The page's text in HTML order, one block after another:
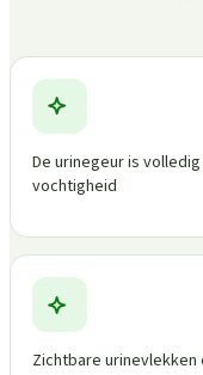
De urinegeur is
vochtigheid
Zichtbare